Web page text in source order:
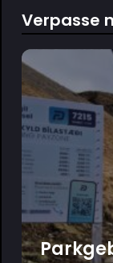
Verpasse